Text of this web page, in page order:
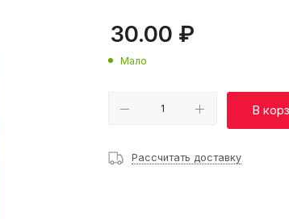
30.00 ₽
Мало
В
Рассчитать доставку